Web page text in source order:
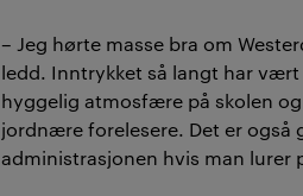
– Jeg hørte masse bra om
ledd. Inntrykket så langt har vært
hyggelig atmosfære på skolen
jordnære forelesere. Det er også
administrasjonen hvis man lurer